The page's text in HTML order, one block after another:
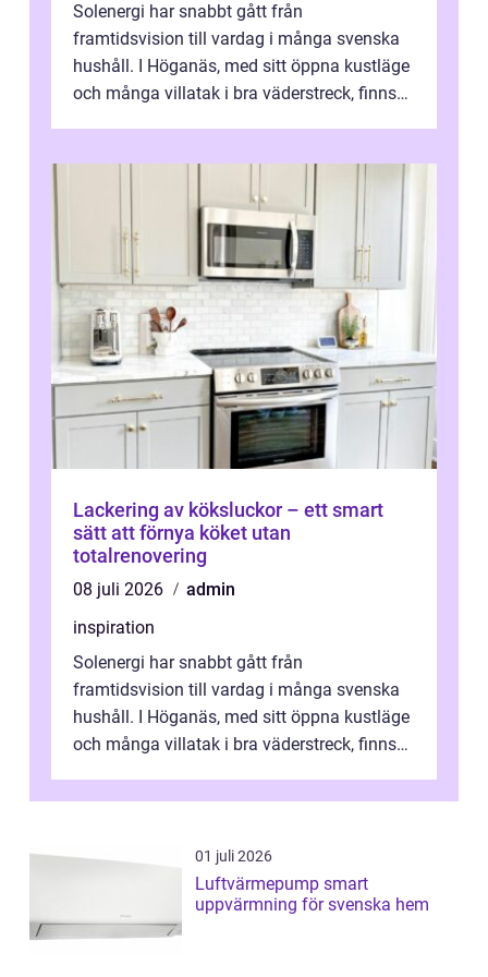
Solenergi har snabbt gått från
framtidsvision till vardag i många svenska
hushåll. I Höganäs, med sitt öppna kustläge
och många villatak i bra väderstreck, finns
Lackering av köksluckor – ett smart
sätt att förnya köket utan
totalrenovering
08 juli 2026
admin
inspiration
Solenergi har snabbt gått från
framtidsvision till vardag i många svenska
hushåll. I Höganäs, med sitt öppna kustläge
och många villatak i bra väderstreck, finns
01 juli 2026
Luftvärmepump smart
uppvärmning för svenska hem